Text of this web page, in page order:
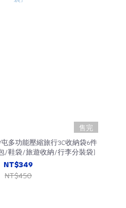
售完
屯多功能壓縮旅行3C收納袋6件
/鞋袋/旅遊收納/行李分裝袋)
NT$349
NT$450